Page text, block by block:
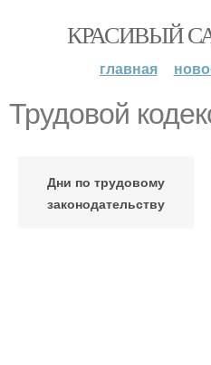
КРАСИВЫЙ
главная
Трудовой
Дни по трудовому
законодательству